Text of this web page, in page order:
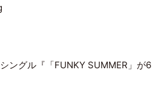
ングル『「FUNKY SUMMER」が6